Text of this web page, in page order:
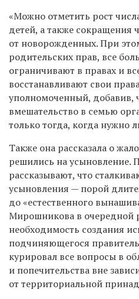
«Можно отметить рост
детей, а также сокращения
от новорожденных. При
родительских прав, все
ограничивают в правах и
восстанавливают свои
уполномоченный, добавив,
вмешательство в семью
только тогда, когда нужно
Также она рассказала о
решились на усыновление.
рассказывают, что
усыновления — порой
до «естественного
Мирошникова в очередной
необходимость создания
подчиняющегося
курировал все вопросы в
и попечительства вне
от территориальной